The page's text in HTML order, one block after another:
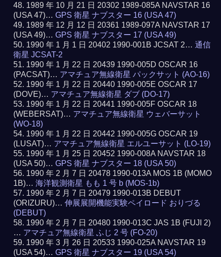
1989 年 10 月 21 日 20302 1989-085A NAVSTAR 16
(USA 47)…GPS 衛星 ナブスター 16 (USA 47)
1989 年 12 月 12 日 20361 1989-097A NAVSTAR 17
(USA 49)…GPS 衛星 ナブスター 17 (USA 49)
1990 年 1 月 1 日 20402 1990-001B JCSAT 2…通信
衛星 JCSAT-2
1990 年 1 月 22 日 20439 1990-005D OSCAR 16
(PACSAT)… アマチュア無線衛星 パックサット (AO-16)
1990 年 1 月 22 日 20440 1990-005E OSCAR 17
(DOVE)… アマチュア無線衛星 ダブ (DO-17)
1990 年 1 月 22 日 20441 1990-005F OSCAR 18
(WEBERSAT)… アマチュア無線衛星 ウェバーサット
(WO-18)
1990 年 1 月 22 日 20442 1990-005G OSCAR 19
(LUSAT)… アマチュア無線衛星 エルユーサット (LO-19)
1990 年 1 月 25 日 20452 1990-008A NAVSTAR 18
(USA 50)…GPS 衛星 ナブスター 18 (USA 50)
1990 年 2 月 7 日 20478 1990-013A MOS 1B (MOMO
1B)…海洋観測衛星 もも 1 号 b (MOS-1b)
1990 年 2 月 7 日 20479 1990-013B DEBUT
(ORIZURU)…伸展展開機能実験ペイロード おりづる
(DEBUT)
1990 年 2 月 7 日 20480 1990-013C JAS 1B (FUJI 2)
… アマチュア無線衛星 ふじ 2 号 (FO-20)
1990 年 3 月 26 日 20533 1990-025A NAVSTAR 19
(USA 54)…GPS 衛星 ナブスター 19 (USA 54)